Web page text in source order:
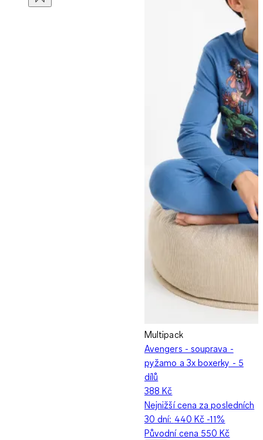
Multipack
Avengers - souprava -
pyžamo a 3x boxerky - 5
dílů
388 Kč
Nejnižší cena za posledních
30 dní: 440 Kč -11%
Původní cena 550 Kč